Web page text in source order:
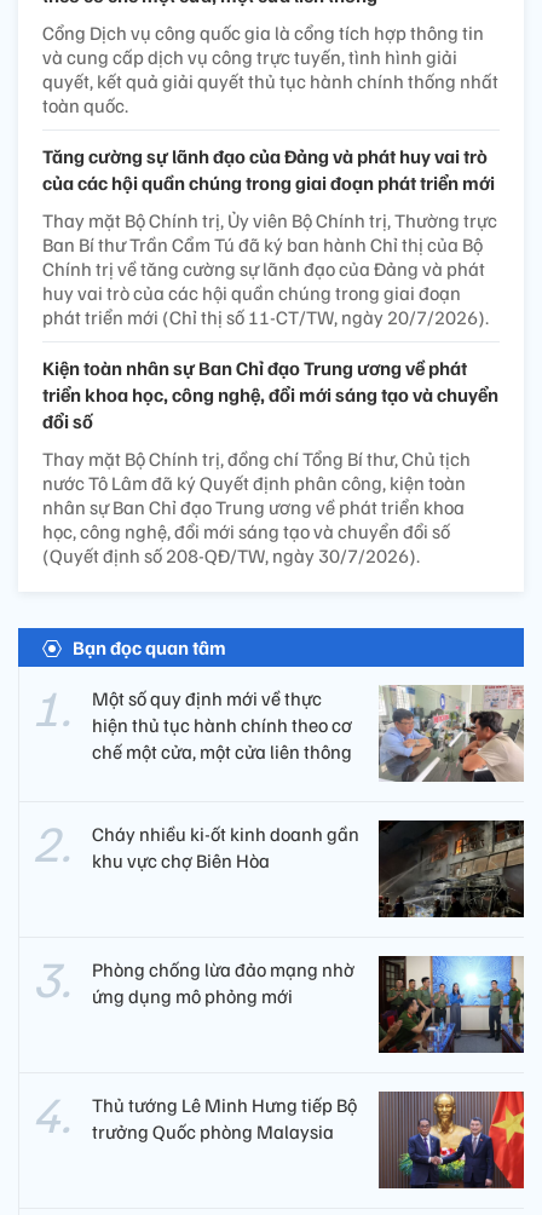
Cổng Dịch vụ công quốc gia là cổng tích hợp thông tin
và cung cấp dịch vụ công trực tuyến, tình hình giải
quyết, kết quả giải quyết thủ tục hành chính thống nhất
toàn quốc.
Tăng cường sự lãnh đạo của Đảng và phát huy vai trò
của các hội quần chúng trong giai đoạn phát triển mới
Thay mặt Bộ Chính trị, Ủy viên Bộ Chính trị, Thường trực
Ban Bí thư Trần Cẩm Tú đã ký ban hành Chỉ thị của Bộ
Chính trị về tăng cường sự lãnh đạo của Đảng và phát
huy vai trò của các hội quần chúng trong giai đoạn
phát triển mới (Chỉ thị số 11-CT/TW, ngày 20/7/2026).
Kiện toàn nhân sự Ban Chỉ đạo Trung ương về phát
triển khoa học, công nghệ, đổi mới sáng tạo và chuyển
đổi số
Thay mặt Bộ Chính trị, đồng chí Tổng Bí thư, Chủ tịch
nước Tô Lâm đã ký Quyết định phân công, kiện toàn
nhân sự Ban Chỉ đạo Trung ương về phát triển khoa
học, công nghệ, đổi mới sáng tạo và chuyển đổi số
(Quyết định số 208-QĐ/TW, ngày 30/7/2026).
Bạn đọc quan tâm
Một số quy định mới về thực
hiện thủ tục hành chính theo cơ
chế một cửa, một cửa liên thông
Cháy nhiều ki-ốt kinh doanh gần
khu vực chợ Biên Hòa
Phòng chống lừa đảo mạng nhờ
ứng dụng mô phỏng mới
Thủ tướng Lê Minh Hưng tiếp Bộ
trưởng Quốc phòng Malaysia